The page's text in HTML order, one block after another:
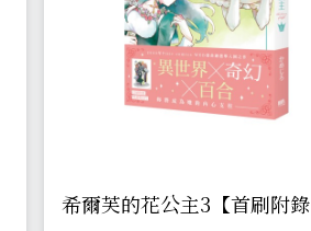
希爾芙的花公主3【首刷附錄